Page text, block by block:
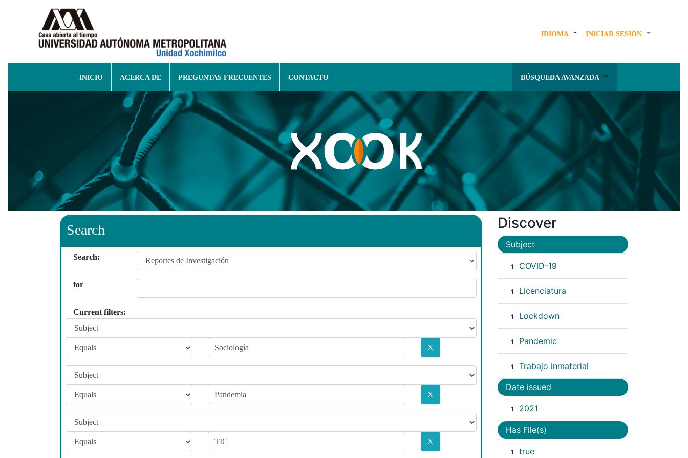
IDIOMA INICIAR SESIÓN
INICIO ACERCA DE PREGUNTAS FRECUENTES CONTACTO BÚSQUEDA AVANZADA
Search
Search:
for
Current filters:
Discover
Subject
1 COVID-19
1 Licenciatura
1 Lockdown
1 Pandemic
1 Trabajo inmaterial
Date issued
1 2021
Has File(s)
1 true